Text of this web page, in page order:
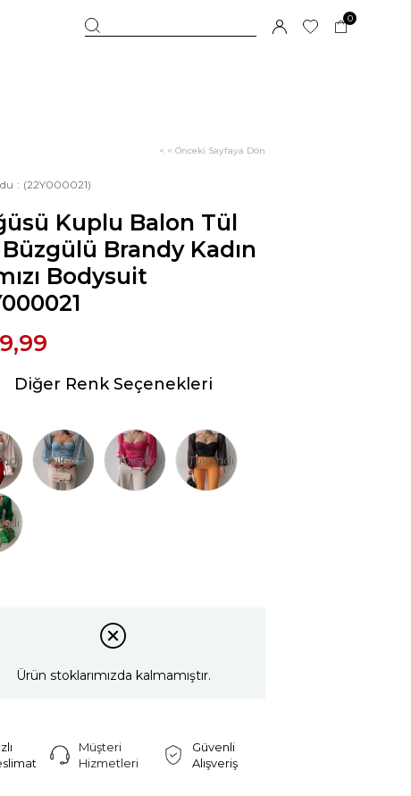
0
< < Önceki Sayfaya Dön
(22Y000021)
Kuplu Balon Tül
Brandy Kadın
Bodysuit
Diğer Renk Seçenekleri
Tükendi Tükendi Tükendi
Ürün stoklarımızda kalmamıştır.
Müşteri
Hizmetleri
Güvenli
Alışveriş